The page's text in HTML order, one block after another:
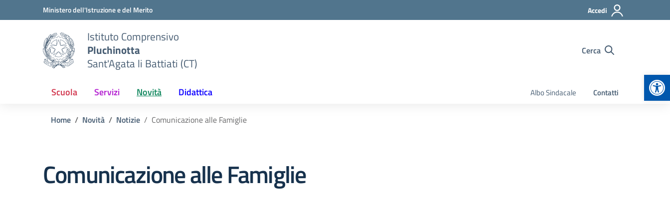
Vai ai contenuti
Vai al menu di navigazioneMinistero dell'Istruzione e del Merito Accedi
Istituto Comprensivo
Pluchinotta
Sant'Agata li Battiati (CT)
Cerca
Scuola Servizi Novità Didattica Albo Sindacale Contatti
Home Novità Notizie Comunicazione alle Famiglie
Comunicazione alle Famiglie